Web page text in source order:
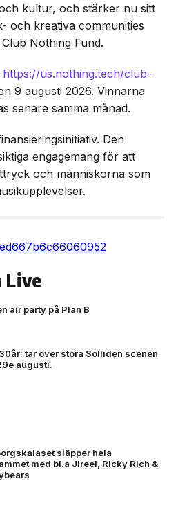
kultur, och stärker nu sitt
och kreativa communities
Nothing Fund.
https://us.nothing.tech/club-
9 augusti 2026. Vinnarna
senare samma månad.
Den
engagemang för att
och människorna som
Live
air party på Plan B
tar över stora Solliden scenen
augusti.
släpper hela
med bl.a Jireel, Ricky Rich &